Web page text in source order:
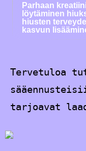
Parhaan
löytäminen
hiusten
kasvun
Tervetuloa
tarjoavat